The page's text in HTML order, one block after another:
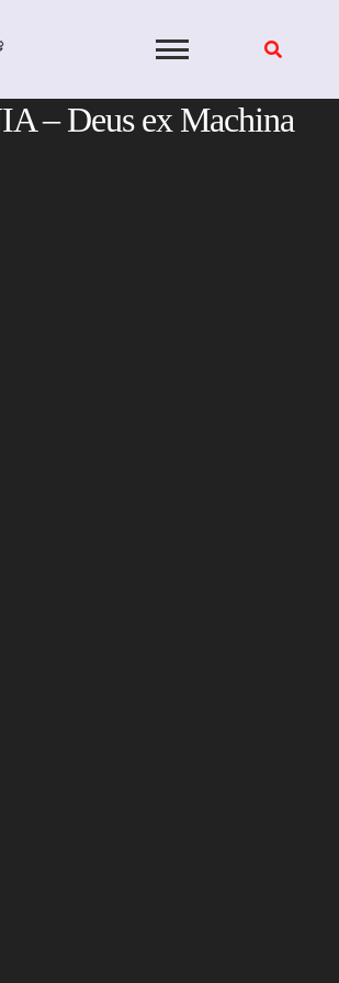
– Deus ex Machina